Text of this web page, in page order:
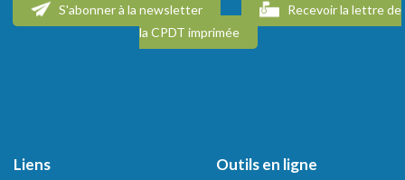
S'abonner à la newsletter
Recevoir la lettre de
la CPDT imprimée
Liens Outils en ligne